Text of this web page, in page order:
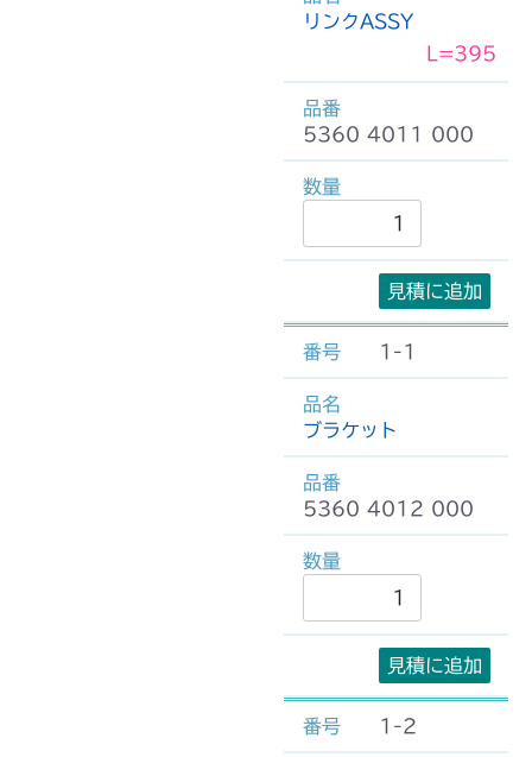
リンクASSY
L=395
5360 4011 000
見積に追加
1-1
ブラケット
5360 4012 000
見積に追加
1-2